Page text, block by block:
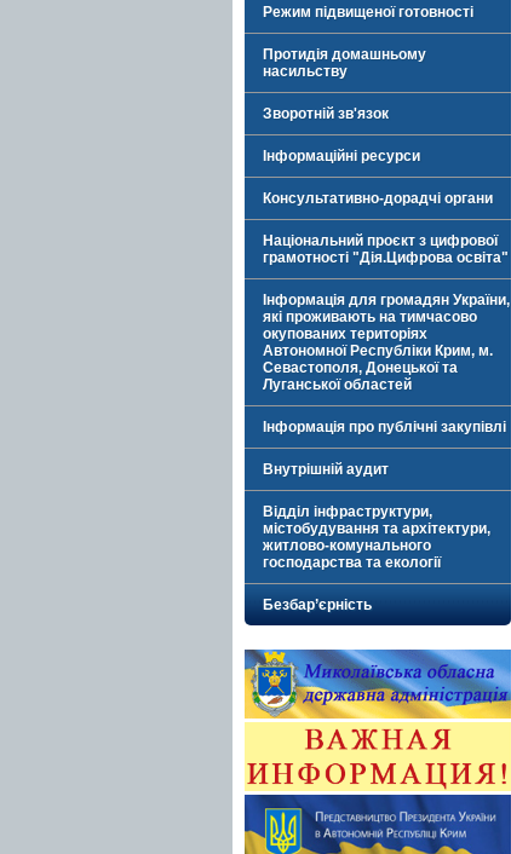
Режим підвищеної готовності
Протидія домашньому
насильству
Зворотній зв'язок
Інформаційні ресурси
Консультативно-дорадчі органи
Національний проєкт з цифрової
грамотності "Дія.Цифрова освіта"
Інформація для громадян України,
які проживають на тимчасово
окупованих територіях
Автономної Республіки Крим, м.
Севастополя, Донецької та
Луганської областей
Інформація про публічні закупівлі
Внутрішній аудит
Відділ інфраструктури,
містобудування та архітектури,
житлово-комунального
господарства та екології
Безбар’єрність